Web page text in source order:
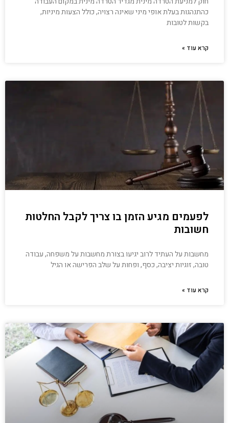
כהתנהגות בעלת אופי מיני שאינה רצויה, כולל הצעות מיניות,
בקשות לטובות
קרא עוד »
לפעמים מגיע הזמן בו צריך לקבל החלטות
חשובות
מחשבות על העתיד לרוב יגיעו בצורת מחשבות על משפחה, עבודה
טובה, זוגיות יציבה, כסף, ופחות על שלב הפרישה או הגיל
קרא עוד »